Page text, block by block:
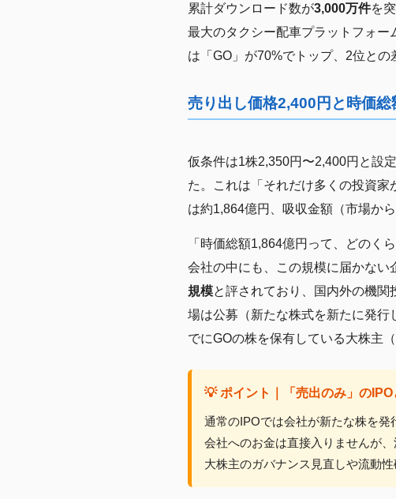
累計ダウンロード数が3,000万件を
最大のタクシー配車プラットフォ
は「GO」が70%でトップ、2位と
売り出し価格2,400円と時価
仮条件は1株2,350円〜2,400円と設
た。これは「それだけ多くの投資家
は約1,864億円、吸収金額（市場か
「時価総額1,864億円って、どのく
会社の中にも、この規模に届かな
規模と評されており、国内外の機
場は公募（新たな株式を新たに発
でにGOの株を保有している大株主
💡 ポイント｜「売出のみ」のIPO
通常のIPOでは会社が新たな株を発
会社へのお金は直接入りませんが
大株主のガバナンス見直しや流動性